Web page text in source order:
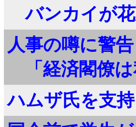
バンカイが
人事の噂に
「経済閣僚は
ハムザ氏を支